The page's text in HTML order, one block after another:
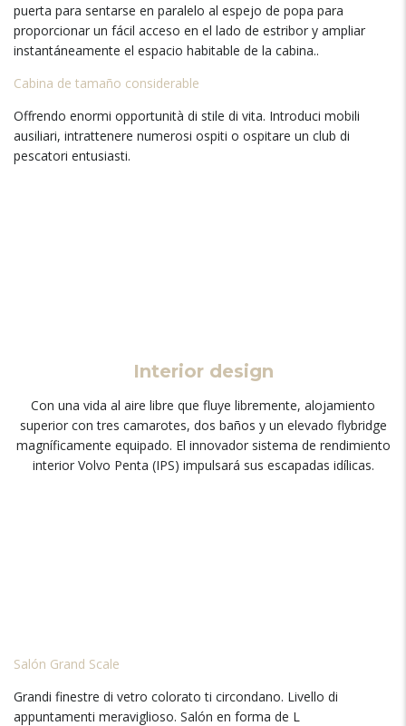
puerta para sentarse en paralelo al espejo de popa para
proporcionar un fácil acceso en el lado de estribor y ampliar
instantáneamente el espacio habitable de la cabina..
Cabina de tamaño considerable
Offrendo enormi opportunità di stile di vita. Introduci mobili
ausiliari, intrattenere numerosi ospiti o ospitare un club di
pescatori entusiasti.
Interior design
Con una vida al aire libre que fluye libremente, alojamiento
superior con tres camarotes, dos baños y un elevado flybridge
magníficamente equipado. El innovador sistema de rendimiento
interior Volvo Penta (IPS) impulsará sus escapadas idílicas.
Salón Grand Scale
Grandi finestre di vetro colorato ti circondano. Livello di
appuntamenti meraviglioso. Salón en forma de L